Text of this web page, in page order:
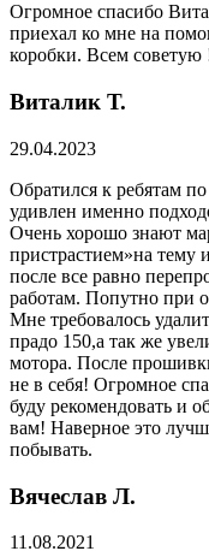
Огромное спасибо
приехал ко мне на
коробки. Всем советую
Виталик Т.
29.04.2023
Обратился к ребятам
удивлен именно
Очень хорошо знают
пристрастием»на тему
после все равно
работам. Попутно при
Мне требовалось
прадо 150,а так же
мотора. После
не в себя! Огромное
буду рекомендовать и
вам! Наверное это
побывать.
Вячеслав Л.
11.08.2021